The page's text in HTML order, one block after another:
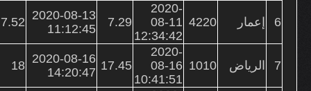
6 إعمار 4220
2020-
08-11
12:34:42
7.29
2020-08-13
11:12:45
7.52
7 الرياض 1010
2020-
08-16
10:41:51
17.45
2020-08-16
14:20:47
18